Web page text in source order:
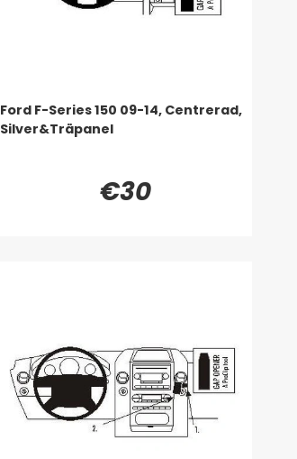
Ford F-Series 150 09-14, Centrerad,
Silver&Träpanel
€30